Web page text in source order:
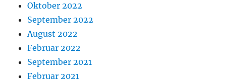
Oktober 2022
September 2022
August 2022
Februar 2022
September 2021
Februar 2021